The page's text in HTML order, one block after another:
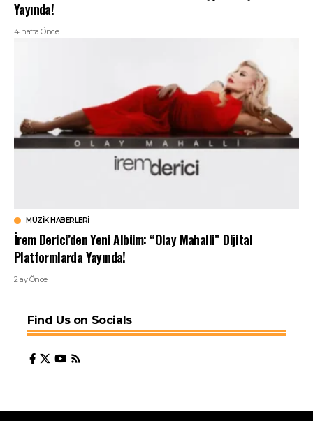
Yayında!
4 hafta Önce
MÜZIK HABERLERI
İrem Derici’den Yeni Albüm: “Olay Mahalli” Dijital
Platformlarda Yayında!
2 ay Önce
Find Us on Socials